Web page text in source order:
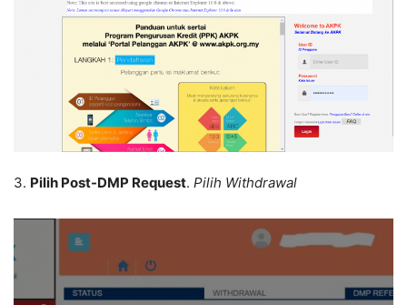
3. Pilih Post-DMP Request. Pilih Withdrawal